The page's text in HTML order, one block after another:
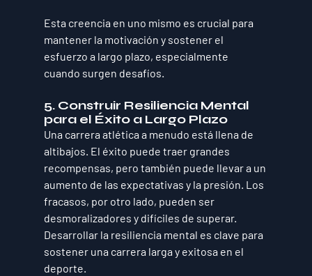
Esta creencia en uno mismo es crucial para
mantener la motivación y sostener el
esfuerzo a largo plazo, especialmente
cuando surgen desafíos.
5. Construir Resiliencia Mental
para el Éxito a Largo Plazo
Una carrera atlética a menudo está llena de
altibajos. El éxito puede traer grandes
recompensas, pero también puede llevar a un
aumento de las expectativas y la presión. Los
fracasos, por otro lado, pueden ser
desmoralizadores y difíciles de superar.
Desarrollar la resiliencia mental es clave para
sostener una carrera larga y exitosa en el
deporte.